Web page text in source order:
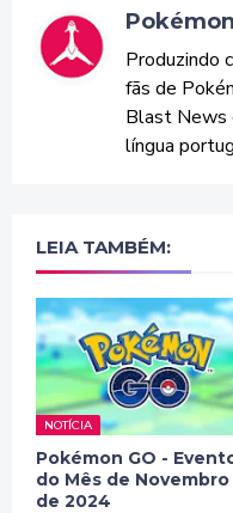
Produzindo
fãs de
Blast News
língua
LEIA TAMBÉM:
NOTÍCIA
Pokémon GO -
do Mês de Novembro
de 2024